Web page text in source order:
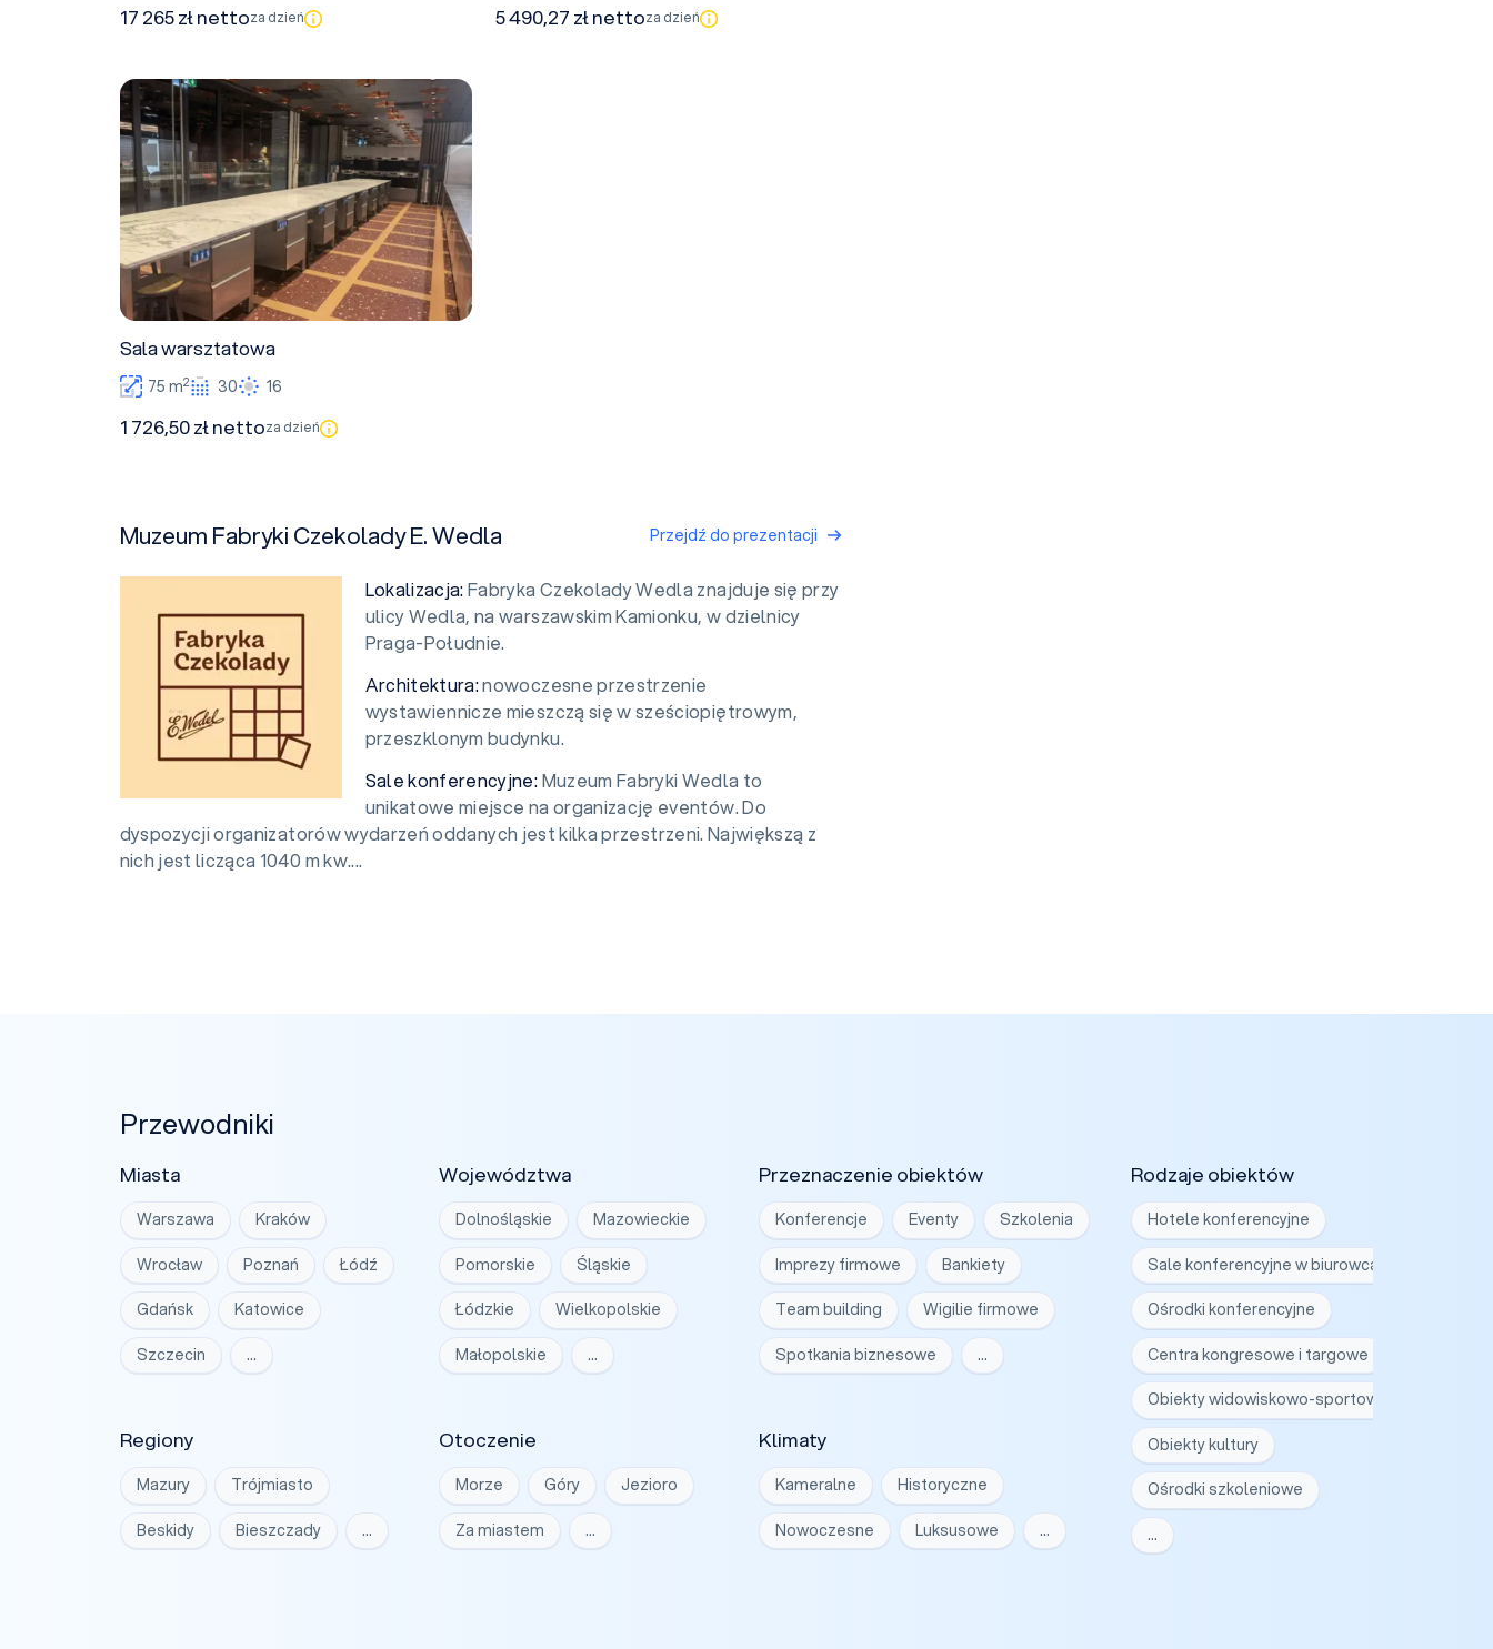
17 265 zł nettoza dzień 5 490,27 zł nettoza dzień
Sala warsztatowa
Sala warsztatowa
75 m2 30 16
1 726,50 zł nettoza dzień
Muzeum Fabryki Czekolady E. Wedla Przejdź do prezentacji
Lokalizacja:Fabryka Czekolady Wedla znajduje się przy
ulicy Wedla, na warszawskim Kamionku, w dzielnicy
Praga-Południe.
Architektura:nowoczesne przestrzenie
wystawiennicze mieszczą się w sześciopiętrowym,
przeszklonym budynku.
Sale konferencyjne:Muzeum Fabryki Wedla to
unikatowe miejsce na organizację eventów. Do
dyspozycji organizatorów wydarzeń oddanych jest kilka przestrzeni. Największą z
nich jest licząca 1040 m kw....
Przewodniki
Miasta
Warszawa Kraków
Wrocław Poznań Łódź
Gdańsk Katowice
Szczecin …
Województwa
Dolnośląskie Mazowieckie
Pomorskie Śląskie
Łódzkie Wielkopolskie
Małopolskie …
Regiony
Mazury Trójmiasto
Beskidy Bieszczady …
Otoczenie
Morze Góry Jezioro
Za miastem …
Klimaty
Kameralne Historyczne
Nowoczesne Luksusowe …
Przeznaczenie obiektów
Konferencje Eventy Szkolenia
Imprezy firmowe Bankiety
Team building Wigilie firmowe
Spotkania biznesowe …
Rodzaje obiektów
Hotele konferencyjne
Sale konferencyjne w biurowcach
Ośrodki konferencyjne
Centra kongresowe i targowe
Obiekty widowiskowo-sportowe
Obiekty kultury
Ośrodki szkoleniowe
…